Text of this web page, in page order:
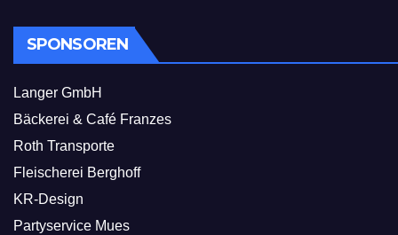
SPONSOREN
Langer GmbH
Bäckerei & Café Franzes
Roth Transporte
Fleischerei Berghoff
KR-Design
Partyservice Mues